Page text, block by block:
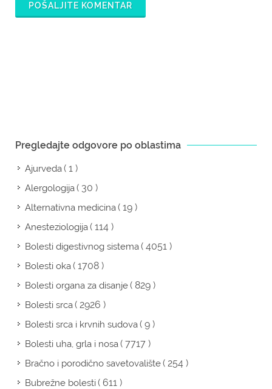
POŠALJITE KOMENTAR
Pregledajte odgovore po oblastima
Ajurveda( 1 )
Alergologija( 30 )
Alternativna medicina( 19 )
Anesteziologija( 114 )
Bolesti digestivnog sistema( 4051 )
Bolesti oka( 1708 )
Bolesti organa za disanje( 829 )
Bolesti srca( 2926 )
Bolesti srca i krvnih sudova( 9 )
Bolesti uha, grla i nosa( 7717 )
Bračno i porodično savetovalište( 254 )
Bubrežne bolesti( 611 )